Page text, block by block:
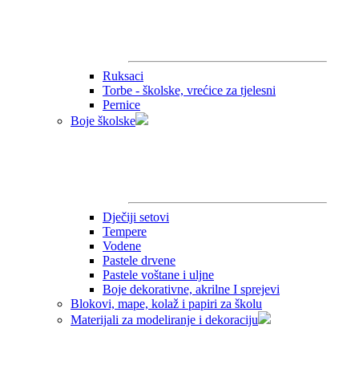
Ruksaci
Torbe - školske, vrećice za tjelesni
Pernice
Boje školske
Dječiji setovi
Tempere
Vodene
Pastele drvene
Pastele voštane i uljne
Boje dekorativne, akrilne I sprejevi
Blokovi, mape, kolaž i papiri za školu
Materijali za modeliranje i dekoraciju